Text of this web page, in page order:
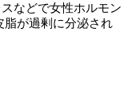
などで女性ホルモン
脂が過剰に分泌され